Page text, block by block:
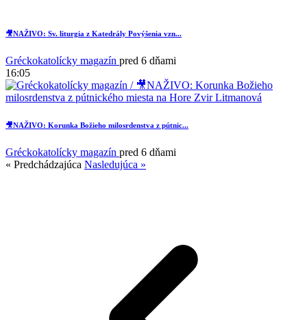
🎥NAŽIVO: Sv. liturgia z Katedrály Povýšenia vzn...
Gréckokatolícky magazín pred 6 dňami
16:05
🎥NAŽIVO: Korunka Božieho milosrdenstva z pútnic...
Gréckokatolícky magazín pred 6 dňami
« Predchádzajúca Nasledujúca »